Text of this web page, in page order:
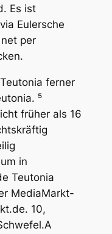
Es ist
Eulersche
per
ferner
⁵
früher als 16
in
Teutonia
MediaMarkt-
10,